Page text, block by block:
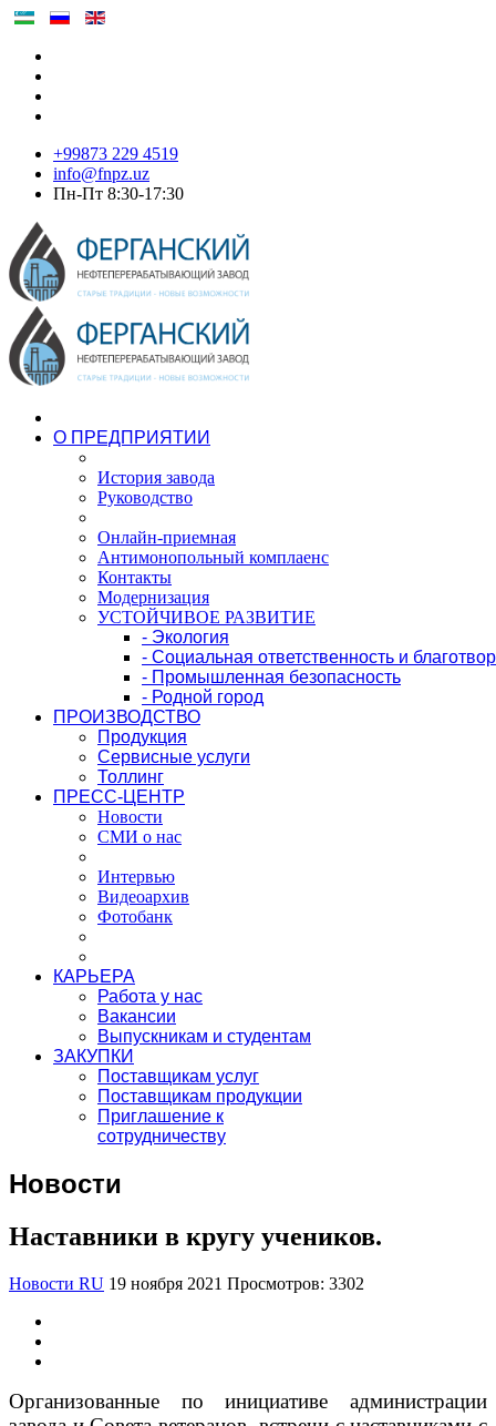
+99873 229 4519
info@fnpz.uz
Пн-Пт 8:30-17:30
О ПРЕДПРИЯТИИ
История завода
Руководство
Онлайн-приемная
Антимонопольный комплаенс
Контакты
Модернизация
УСТОЙЧИВОЕ РАЗВИТИЕ
- Экология
- Социальная ответственность и
- Промышленная безопасность
- Родной город
ПРОИЗВОДСТВО
Продукция
Сервисные услуги
Толлинг
ПРЕСС-ЦЕНТР
Новости
СМИ о нас
Интервью
Видеоархив
Фотобанк
КАРЬЕРА
Работа у нас
Вакансии
Выпускникам и студентам
ЗАКУПКИ
Поставщикам услуг
Поставщикам продукции
Приглашение к
сотрудничеству
Новости
Наставники в кругу учеников.
Новости RU 19 ноября 2021 Просмотров: 3302
Организованные по инициативе администрации